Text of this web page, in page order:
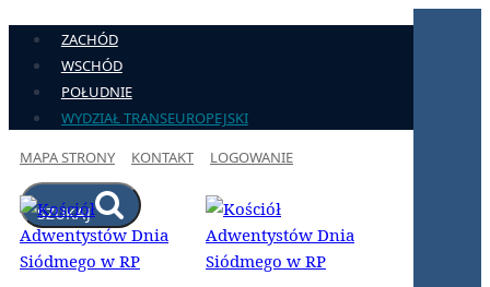
Przejdź
treści
ZACHÓD
WSCHÓD
POŁUDNIE
WYDZIAŁ TRANSEUROPEJSKI
MAPA STRONY
KONTAKT LOGOWANIE
SZUKAJ